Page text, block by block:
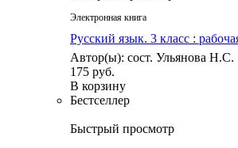
Электронная книга
Русский язык. 3 класс :
Автор(ы): сост. Ульянова Н.С.
175 руб.
В корзину
Бестселлер
Быстрый просмотр